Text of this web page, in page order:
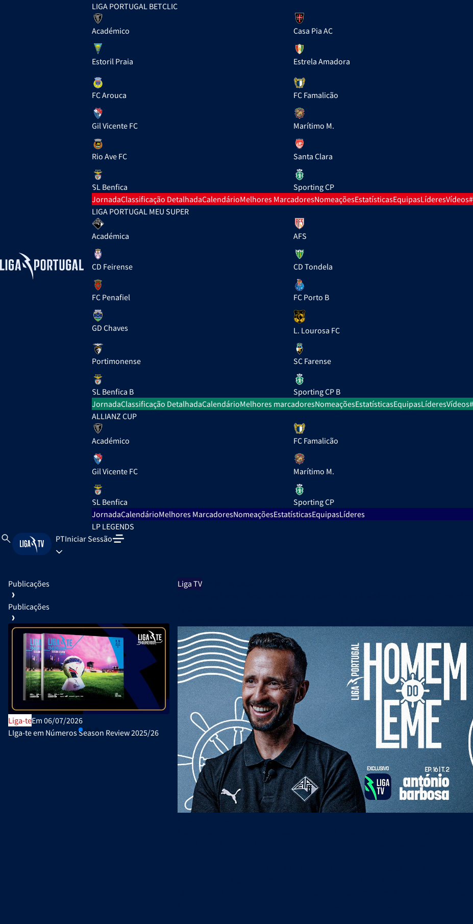
LIGA PORTUGAL BETCLIC
Académico Casa Pia AC
Estoril Praia Estrela Amadora
FC Arouca FC Famalicão
Gil Vicente FC Marítimo M.
Rio Ave FC Santa Clara
SL Benfica Sporting CP
JornadaClassificação DetalhadaCalendárioMelhores MarcadoresNomeaçõesEstatísticasEquipasLíderesVídeos
LIGA PORTUGAL MEU SUPER
Académica AFS
CD Feirense CD Tondela
FC Penafiel FC Porto B
GD Chaves L. Lourosa FC
Portimonense SC Farense
SL Benfica B Sporting CP B
JornadaClassificação DetalhadaCalendárioMelhores marcadoresNomeaçõesEstatísticasEquipasLíderesVídeos
ALLIANZ CUP
Académico FC Famalicão
Gil Vicente FC Marítimo M.
SL Benfica
Sporting CP
JornadaCalendárioMelhores MarcadoresNomeaçõesEstatísticasEquipasLíderes
LP LEGENDS
PTIniciar Sessão
Publicações
Publicações
Liga-teEm 06/07/2026
LIga-te em Números Season Review 2025/26
Publicações OficiaisEm 30/06/2026
Plano de Atividades e Orçamento 2026-27
Liga-teEm 22/06/2026
Revista Liga-te N.º 44 - Campeões
Liga TVEm 04/06/2026